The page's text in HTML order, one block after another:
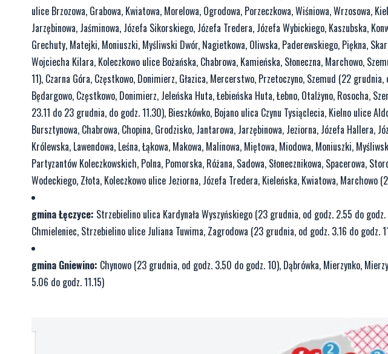
ulice Brzozowa, Grabowa, Kwiatowa, Morelowa, Ogrodowa, Porzeczkowa, Wiśniowa, Wrzosowa,
Jarzębinowa, Jaśminowa, Józefa Sikorskiego, Józefa Tredera, Józefa Wybickiego, Kaszubska,
Grechuty, Matejki, Moniuszki, Myśliwski Dwór, Nagietkowa, Oliwska, Paderewskiego, Piękna,
Wojciecha Kilara, Koleczkowo ulice Bożańska, Chabrowa, Kamieńska, Słoneczna, Marchowo,
11), Czarna Góra, Częstkowo, Donimierz, Głazica, Mercerstwo, Przetoczyno, Szemud (22
Będargowo, Częstkowo, Donimierz, Jeleńska Huta, Łebieńska Huta, Łebno, Otalżyno, Rosocha,
23.11 do 23 grudnia, do godz. 11.30), Bieszkówko, Bojano ulica Czynu Tysiąclecia, Kielno ulice
Bursztynowa, Chabrowa, Chopina, Grodzisko, Jantarowa, Jarzębinowa, Jeziorna, Józefa Hallera,
Królewska, Lawendowa, Leśna, Łąkowa, Makowa, Malinowa, Miętowa, Miodowa, Moniuszki,
Partyzantów Koleczkowskich, Polna, Pomorska, Różana, Sadowa, Słonecznikowa, Spacerowa,
Wodeckiego, Złota, Koleczkowo ulice Jeziorna, Józefa Tredera, Kieleńska, Kwiatowa, Marchowo
gmina Łęczyce: Strzebielino ulica Kardynała Wyszyńskiego (23 grudnia, od godz. 2.55 do
Chmieleniec, Strzebielino ulice Juliana Tuwima, Zagrodowa (23 grudnia, od godz. 3.16 do godz.
gmina Gniewino: Chynowo (23 grudnia, od godz. 3.50 do godz. 10), Dąbrówka, Mierzynko,
5.06 do godz. 11.15)